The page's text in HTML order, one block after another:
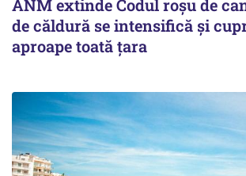
ANM extinde Codul roșu de
de căldură se intensifică și
aproape toată țara